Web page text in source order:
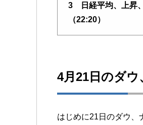
3 日経平均、上昇
（22:20）
4月21日のダウ
はじめに21日のダウ、